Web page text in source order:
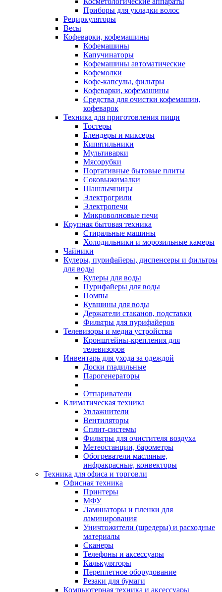
Приборы для укладки волос
Рециркуляторы
Весы
Кофеварки, кофемашины
Кофемашины
Капучинаторы
Кофемашины автоматические
Кофемолки
Кофе-капсулы, фильтры
Кофеварки, кофемашины
Средства для очистки кофемашин,
кофеварок
Техника для приготовления пищи
Тостеры
Блендеры и миксеры
Кипятильники
Мультиварки
Мясорубки
Портативные бытовые плиты
Соковыжималки
Шашлычницы
Электрогрили
Электропечи
Микроволновые печи
Крупная бытовая техника
Стиральные машины
Холодильники и морозильные камеры
Чайники
Кулеры, пурифайеры, диспенсеры и фильтры
для воды
Кулеры для воды
Пурифайеры для воды
Помпы
Кувшины для воды
Держатели стаканов, подставки
Фильтры для пурифайеров
Телевизоры и медиа устройства
Кронштейны-крепления для
телевизоров
Инвентарь для ухода за одеждой
Доски гладильные
Парогенераторы
Отпариватели
Климатическая техника
Увлажнители
Вентиляторы
Сплит-системы
Фильтры для очистителя воздуха
Метеостанции, барометры
Обогреватели масляные,
инфракрасные, конвекторы
Техника для офиса и торговли
Офисная техника
Принтеры
МФУ
Ламинаторы и пленки для
ламинирования
Уничтожители (шредеры) и расходные
материалы
Сканеры
Телефоны и аксессуары
Калькуляторы
Переплетное оборудование
Резаки для бумаги
Компьютерная техника и аксессуары